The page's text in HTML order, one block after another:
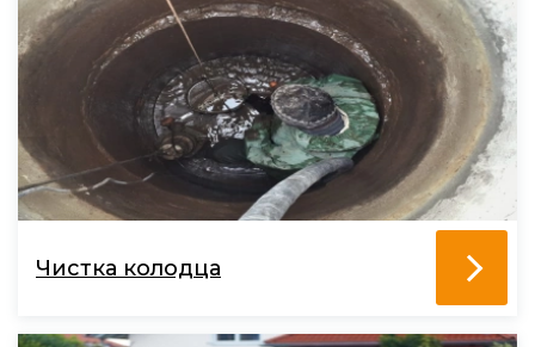
Чистка колодца